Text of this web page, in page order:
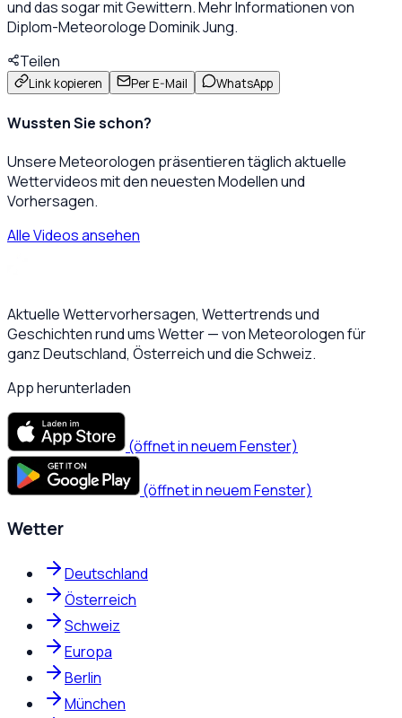
und das sogar mit Gewittern. Mehr Informationen von
Diplom-Meteorologe Dominik Jung.
Teilen
Link kopieren Per E-Mail WhatsApp
Wussten Sie schon?
Unsere Meteorologen präsentieren täglich aktuelle
Wettervideos mit den neuesten Modellen und
Vorhersagen.
Alle Videos ansehen
Aktuelle Wettervorhersagen, Wettertrends und
Geschichten rund ums Wetter — von Meteorologen für
ganz Deutschland, Österreich und die Schweiz.
App herunterladen
(öffnet in neuem Fenster)
(öffnet in neuem Fenster)
Wetter
Deutschland
Österreich
Schweiz
Europa
Berlin
München